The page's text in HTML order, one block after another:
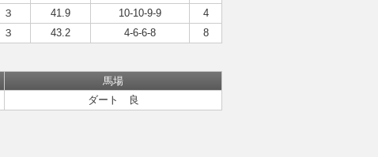
３ 41.9 10-10-9-9
4
３ 43.2 4-6-6-8 8
馬場
ダート 良